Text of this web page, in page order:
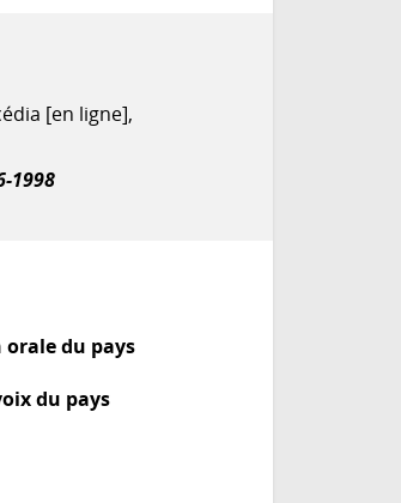
[en ligne],
1998
du pays
du pays